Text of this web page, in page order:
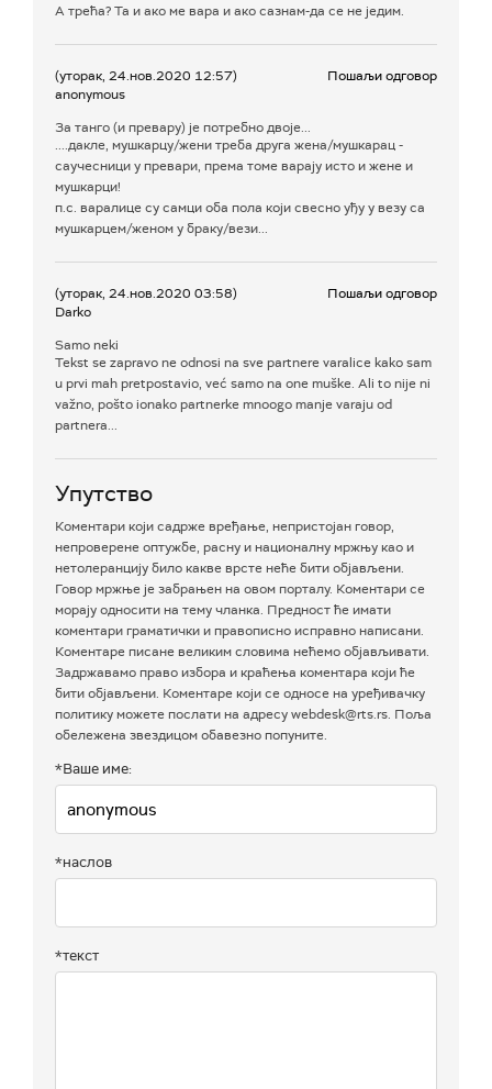
А трећа? Та и ако ме вара и ако сазнам-да се не једим.
(уторак, 24.нов.2020 12:57)
anonymous
Пошаљи одговор
За танго (и превару) је потребно двоје...
....дакле, мушкарцу/жени треба друга жена/мушкарац -
саучесници у превари, према томе варају исто и жене и
мушкарци!
п.с. варалице су самци оба пола који свесно уђу у везу са
мушкарцем/женом у браку/вези...
(уторак, 24.нов.2020 03:58)
Darko
Пошаљи одговор
Samo neki
Tekst se zapravo ne odnosi na sve partnere varalice kako sam
u prvi mah pretpostavio, već samo na one muške. Ali to nije ni
važno, pošto ionako partnerke mnoogo manje varaju od
partnera...
Упутство
Коментари који садрже вређање, непристојан говор,
непроверене оптужбе, расну и националну мржњу као и
нетолеранцију било какве врсте неће бити објављени.
Говор мржње је забрањен на овом порталу. Коментари се
морају односити на тему чланка. Предност ће имати
коментари граматички и правописно исправно написани.
Коментаре писане великим словима нећемо објављивати.
Задржавамо право избора и краћења коментара који ће
бити објављени. Коментаре који се односе на уређивачку
политику можете послати на адресу webdesk@rts.rs. Поља
обележена звездицом обавезно попуните.
*Ваше име:
*наслов
*текст